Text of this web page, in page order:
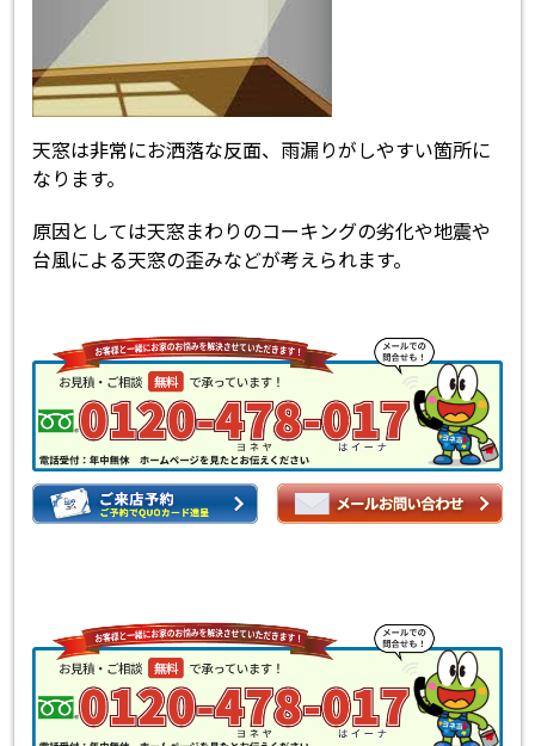
天窓は非常にお洒落な反面、雨漏りがしやすい箇所に
なります。
原因としては天窓まわりのコーキングの劣化や地震や
台風による天窓の歪みなどが考えられます。